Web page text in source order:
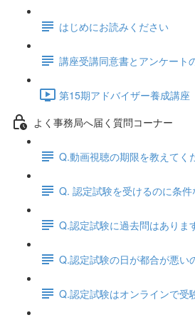
はじめにお読みください
講座受講同意書とアンケート
第15期アドバイザー養成講
よく事務局へ届く質問コーナー
Q.動画視聴の期限を教えてく
Q. 認定試験を受けるのに条件
Q.認定試験に過去問はありま
Q.認定試験の日が都合が悪い
Q.認定試験はオンラインで受